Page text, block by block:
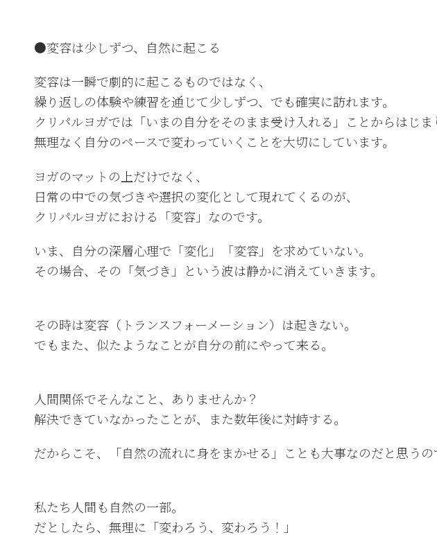
●変容は少しずつ、自然に起こる
変容は一瞬で劇的に起こるものではなく、
繰り返しの体験や練習を通じて少しずつ、でも確実に訪れます。
クリパルヨガでは「いまの自分をそのまま受け入れる」ことからはじま
無理なく自分のペースで変わっていくことを大切にしています。
ヨガのマットの上だけでなく、
日常の中での気づきや選択の変化として現れてくるのが、
クリパルヨガにおける「変容」なのです。
いま、自分の深層心理で「変化」「変容」を求めていない。
その場合、その「気づき」という波は静かに消えていきます。
その時は変容（トランスフォーメーション）は起きない。
でもまた、似たようなことが自分の前にやって来る。
人間関係でそんなこと、ありませんか？
解決できていなかったことが、また数年後に対峙する。
だからこそ、「自然の流れに身をまかせる」ことも大事なのだと思うの
私たち人間も自然の一部。
だとしたら、無理に「変わろう、変わろう！」